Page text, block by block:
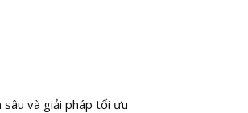
và giải pháp tối ưu